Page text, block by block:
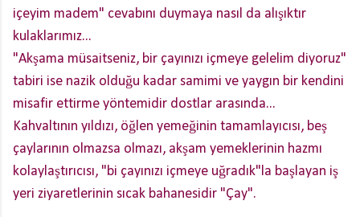
içeyim madem" cevabını duymaya nasıl da alışıktır
kulaklarımız...
"Akşama müsaitseniz, bir çayınızı içmeye gelelim diyoruz"
tabiri ise nazik olduğu kadar samimi ve yaygın bir kendini
misafir ettirme yöntemidir dostlar arasında...
Kahvaltının yıldızı, öğlen yemeğinin tamamlayıcısı, beş
çaylarının olmazsa olmazı, akşam yemeklerinin hazmı
kolaylaştırıcısı, "bi çayınızı içmeye uğradık"la başlayan iş
yeri ziyaretlerinin sıcak bahanesidir "Çay".